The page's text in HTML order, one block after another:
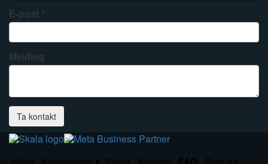
E-post
Melding
Ta kontakt
Hjem Kundecaser Priser Kontakt FAQ Prøv nå